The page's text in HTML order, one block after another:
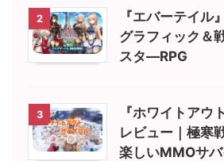
2
『エバーテイル
グラフィック＆
スタ―RPG
3
『ホワイトアウ
レビュー｜極寒
楽しいMMOサ